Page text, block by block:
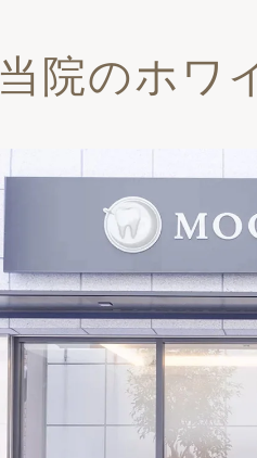
当院のホワ